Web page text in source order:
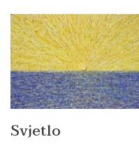
Svjetlo